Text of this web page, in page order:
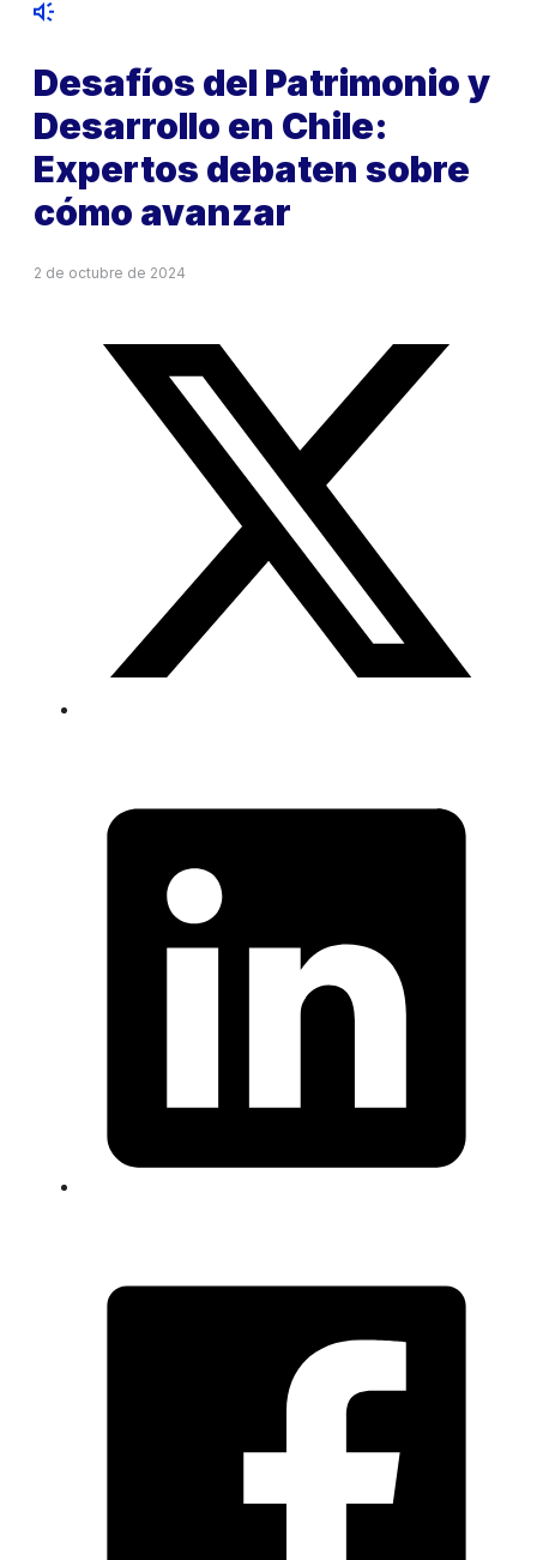
Desafíos del Patrimonio y
Desarrollo en Chile:
Expertos debaten sobre
cómo avanzar
2 de octubre de 2024